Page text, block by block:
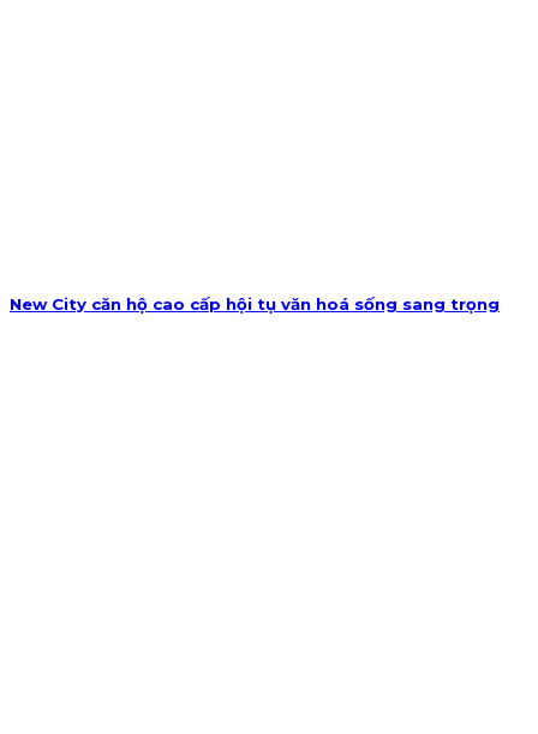
New City căn hộ cao cấp hội tụ văn hoá sống sang trọng